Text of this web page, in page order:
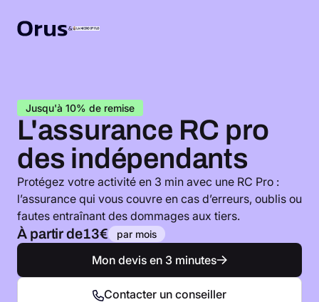
Jusqu'à 10% de remise
L'assurance RC pro
des indépendants
Protégez votre activité en 3 min avec une RC Pro :
l’assurance qui vous couvre en cas d’erreurs, oublis ou
fautes entraînant des dommages aux tiers.
À partir de13€ par mois
Mon devis en 3 minutes
Contacter un conseiller